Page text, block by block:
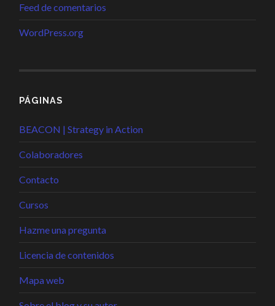
Feed de comentarios
WordPress.org
PÁGINAS
BEACON | Strategy in Action
Colaboradores
Contacto
Cursos
Hazme una pregunta
Licencia de contenidos
Mapa web